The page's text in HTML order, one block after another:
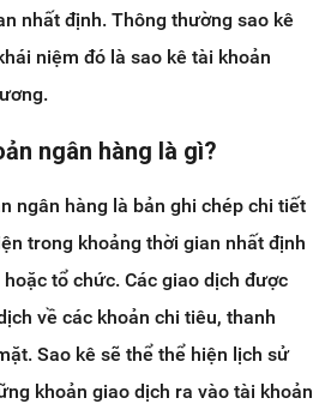
nhất định. Thông thường sao kê
niệm đó là sao kê tài khoản
ngân hàng là gì?
ngân hàng là bản ghi chép chi tiết
trong khoảng thời gian nhất định
tổ chức. Các giao dịch được
về các khoản chi tiêu, thanh
Sao kê sẽ thể thể hiện lịch sử
khoản giao dịch ra vào tài khoản